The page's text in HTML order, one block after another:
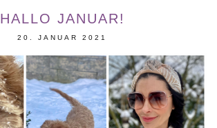
HALLO JANUAR!
20. JANUAR 2021